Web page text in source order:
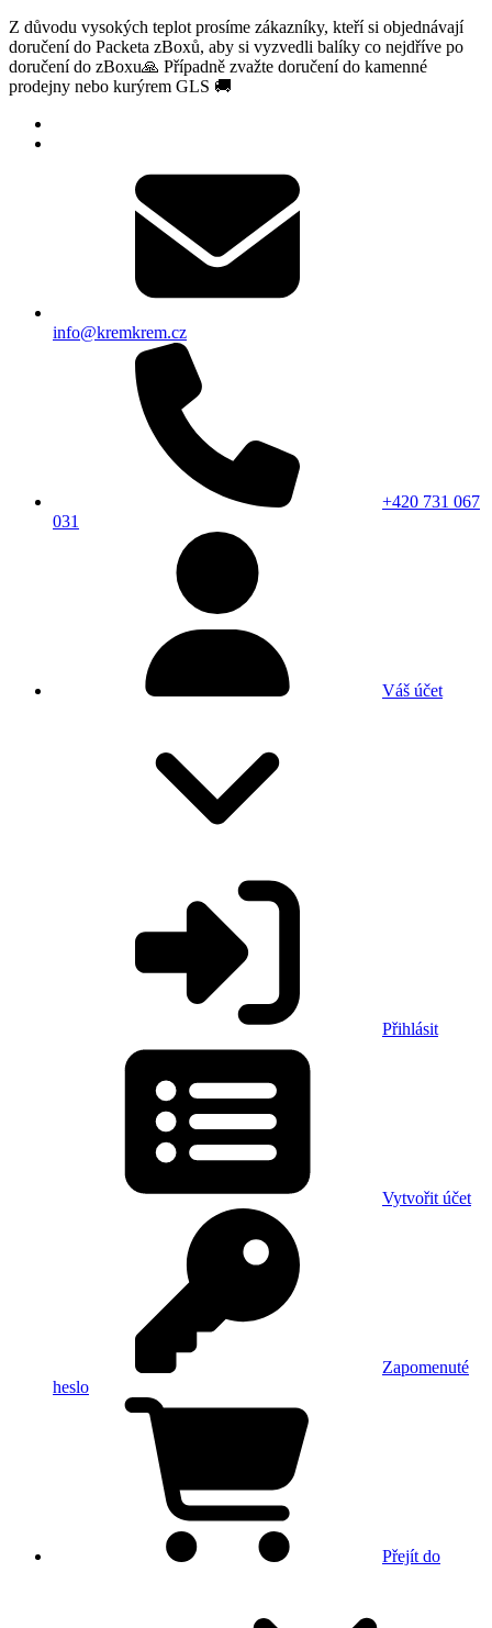
Z důvodu vysokých teplot prosíme zákazníky, kteří si objednávají
doručení do Packeta zBoxů, aby si vyzvedli balíky co nejdříve po
doručení do zBoxu🙏 Případně zvažte doručení do kamenné
prodejny nebo kurýrem GLS 🚚
info@kremkrem.cz
+420 731 067
031
Váš účet
Přihlásit
Vytvořit účet
Zapomenuté
heslo
Přejít do